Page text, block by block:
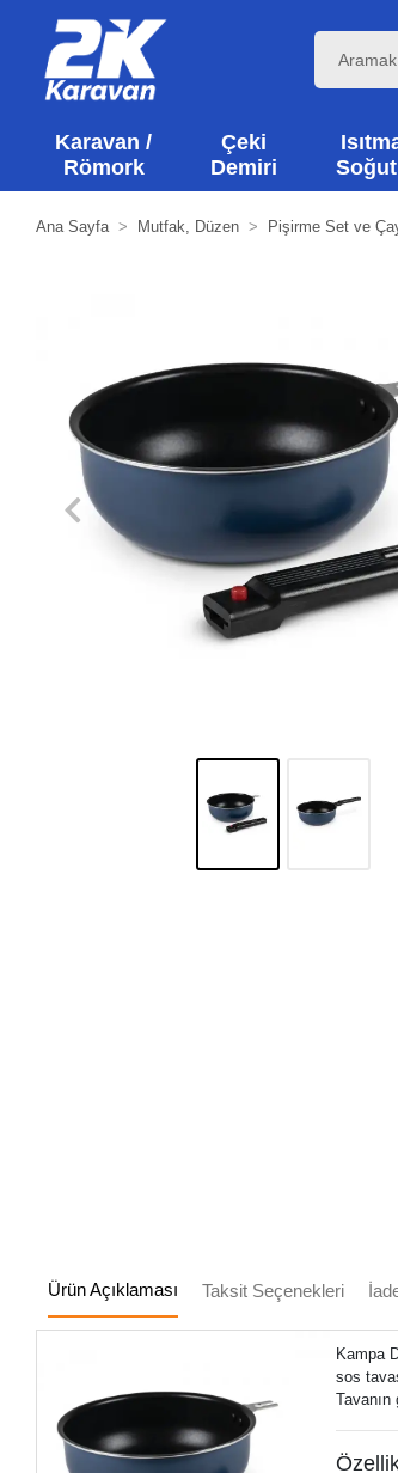
Karavan /
Römork
Çeki
Demiri
Ana Sayfa Mutfak, Düzen Pişirme Set ve
Ürün Açıklaması Taksit Seçenekleri
Kampa
sos
Tavanın